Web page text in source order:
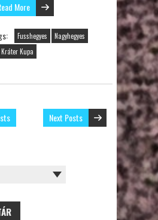
More
Fusshegyes
Nagyhegyes
Kráter Kupa
Next Posts